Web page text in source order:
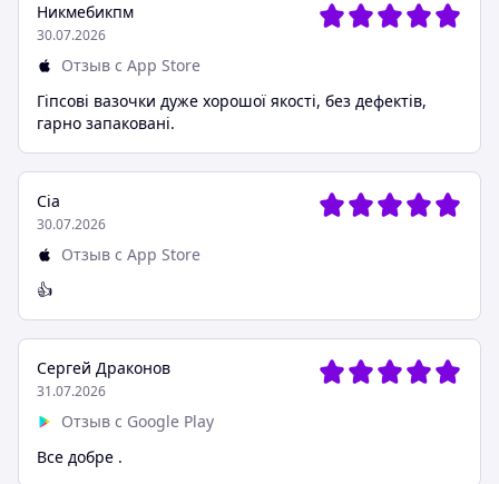
Никмебикпм
30.07.2026
Отзыв с App Store
Гіпсові вазочки дуже хорошої якості, без дефектів,
гарно запаковані.
Сіа
30.07.2026
Отзыв с App Store
👍
Сергей Драконов
31.07.2026
Отзыв с Google Play
Все добре .